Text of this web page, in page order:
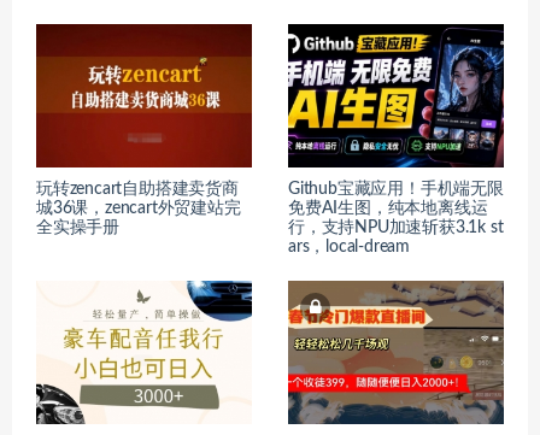
玩转zencart自助搭建卖货商
城36课，zencart外贸建站完
全实操手册
Github宝藏应用！手机端无限
免费AI生图，纯本地离线运
行，支持NPU加速斩获3.1k st
ars，local-dream